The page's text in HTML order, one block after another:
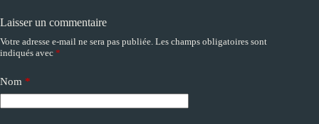
Laisser un commentaire
Votre adresse e-mail ne sera pas publiée. Les champs obligatoires sont
indiqués avec *
Nom *
A
l
e
r
n